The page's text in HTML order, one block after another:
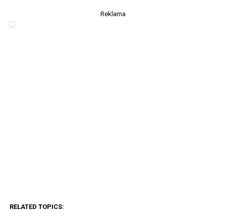
Reklama
RELATED TOPICS: